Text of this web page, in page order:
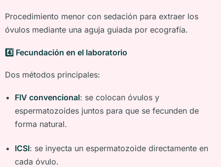
Procedimiento menor con sedación para extraer los
óvulos mediante una aguja guiada por ecografía.
4️ ⃣ Fecundación en el laboratorio
Dos métodos principales:
FIV convencional: se colocan óvulos y
espermatozoides juntos para que se fecunden de
forma natural.
ICSI: se inyecta un espermatozoide directamente en
cada óvulo.